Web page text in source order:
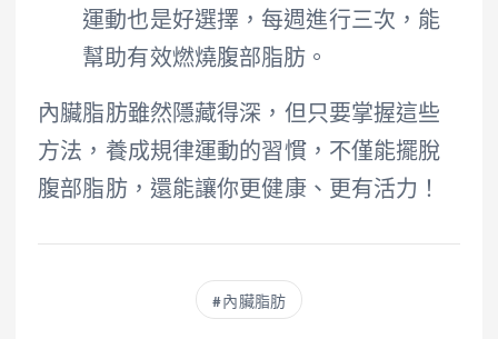
運動也是好選擇，每週進行三次，能
幫助有效燃燒腹部脂肪。
內臟脂肪雖然隱藏得深，但只要掌握這些
方法，養成規律運動的習慣，不僅能擺脫
腹部脂肪，還能讓你更健康、更有活力！
內臟脂肪